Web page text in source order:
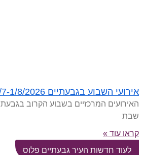
אירועי השבוע בגבעתיים 26/7-1/8/2026
האירועים המרכזיים בשבוע הקרוב
שבת
קראו עוד »
לעוד חדשות העיר גבעתיים פלוס